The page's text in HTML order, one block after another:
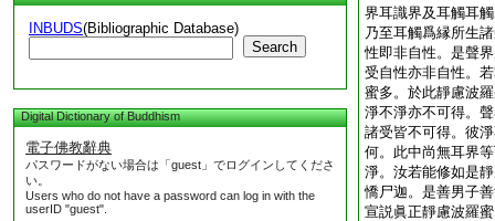
INBUDS(Bibliographic Database)
Search
Digital Dictionary of Buddhism
電子佛教辭典
パスワードがない場合は「guest」でログインしてくださ
い。
Users who do not have a password can log in with the
userID "guest".
界耳識界及耳觸耳
乃至耳觸爲縁所生
性即非自性。是聲
受自性亦非自性。
蜜多。於此靜慮波
淨不淨亦不可得。
諸受皆不可得。彼
何。此中尚無耳界
淨。汝若能修如是
憍尸迦。是善男子
宣説眞正靜慮波羅